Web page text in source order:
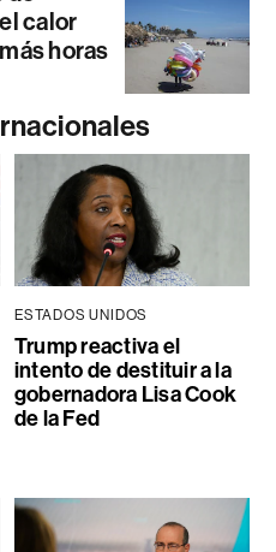
calor
horas
ESTADOS UNIDOS
Trump reactiva el
intento de destituir a la
gobernadora Lisa Cook
de la Fed